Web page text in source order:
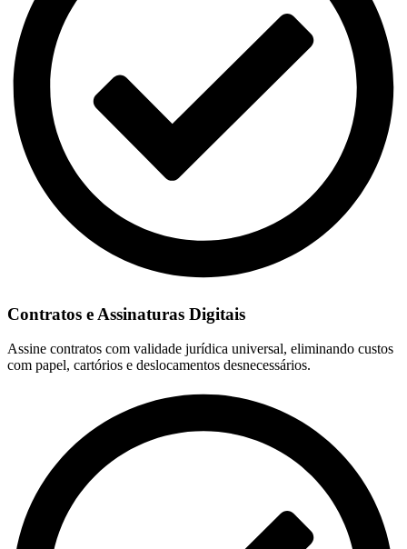
Contratos e Assinaturas Digitais
Assine contratos com validade jurídica universal, eliminando custos
com papel, cartórios e deslocamentos desnecessários.